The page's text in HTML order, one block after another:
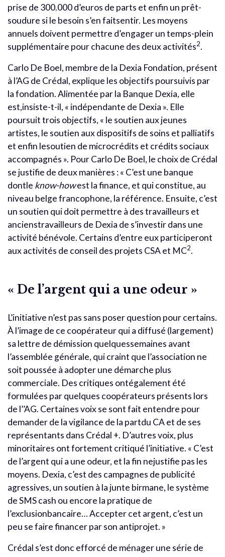
prise de 300.000 d’euros de parts et enfin un prêt-
soudure si le besoin s’en faitsentir. Les moyens
annuels doivent permettre d’engager un temps-plein
supplémentaire pour chacune des deux activités2.
Carlo De Boel, membre de la Dexia Fondation, présent
à l’AG de Crédal, explique les objectifs poursuivis par
la fondation. Alimentée par la Banque Dexia, elle
est,insiste-t-il, « indépendante de Dexia ». Elle
poursuit trois objectifs, « le soutien aux jeunes
artistes, le soutien aux dispositifs de soins et palliatifs
et enfin lesoutien de microcrédits et crédits sociaux
accompagnés ». Pour Carlo De Boel, le choix de Crédal
se justifie de deux manières : « C’est une banque
dontle know-howest la finance, et qui constitue, au
niveau belge francophone, la référence. Ensuite, c’est
un soutien qui doit permettre à des travailleurs et
ancienstravailleurs de Dexia de s’investir dans une
activité bénévole. Certains d’entre eux participeront
aux activités de conseil des projets CSA et MC2.
« De l’argent qui a une odeur »
L’initiative n’est pas sans poser question pour certains.
À l’image de ce coopérateur qui a diffusé (largement)
sa lettre de démission quelquessemaines avant
l’assemblée générale, qui craint que l’association ne
soit poussée à adopter une démarche plus
commerciale. Des critiques ontégalement été
formulées par quelques coopérateurs présents lors
de l’’AG. Certaines voix se sont fait entendre pour
demander de la vigilance de la partdu CA et de ses
représentants dans Crédal +. D’autres voix, plus
minoritaires ont fortement critiqué l’initiative. « C’est
de l’argent qui a une odeur, et la fin nejustifie pas les
moyens. Dexia, c’est des campagnes de publicité
agressives, un soutien à la junte birmane, le système
de SMS cash ou encore la pratique de
l’exclusionbancaire… Accepter cet argent, c’est un
peu se faire financer par son antiprojet. »
Crédal s’est donc efforcé de ménager une série de